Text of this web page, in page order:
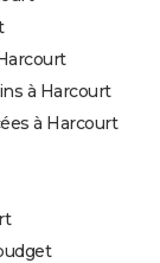
à Harcourt
à Harcourt